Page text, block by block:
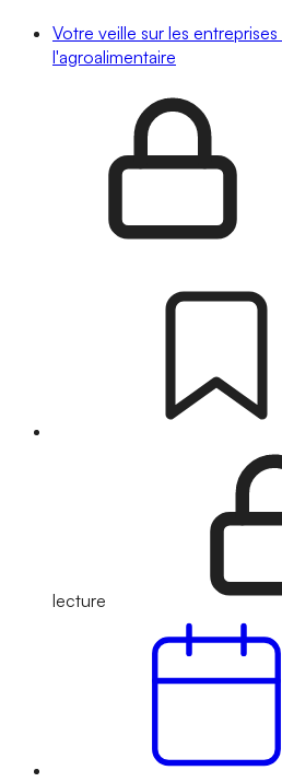
Votre veille sur les
l'agroalimentaire
lecture